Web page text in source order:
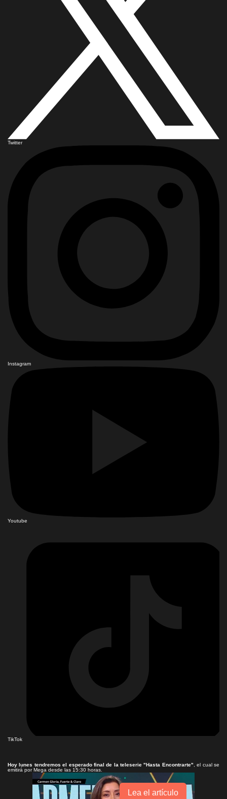
Twitter
Instagram
Youtube
TikTok
Hoy lunes tendremos el esperado final de la teleserie"Hasta Encontrarte" , el cual se
emitirá por Mega desde las 15:30 horas.
Lea el artículo